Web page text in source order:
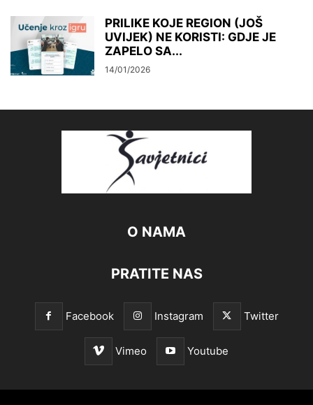
PRILIKE KOJE REGION (JOŠ
UVIJEK) NE KORISTI: GDJE JE
ZAPELO SA...
14/01/2026
O NAMA
PRATITE NAS
Facebook Instagram Twitter
Vimeo Youtube